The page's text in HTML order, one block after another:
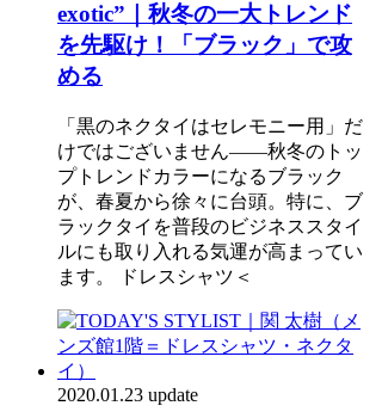
exotic”｜秋冬の一大トレンド
を先駆け！「ブラック」で攻
める
「黒のネクタイはセレモニー用」だ
けではございません――秋冬のトッ
プトレンドカラーになるブラック
が、春夏から徐々に台頭。特に、ブ
ラックタイを普段のビジネススタイ
ルにも取り入れる気運が高まってい
ます。 ドレスシャツ＜
2020.01.23 update